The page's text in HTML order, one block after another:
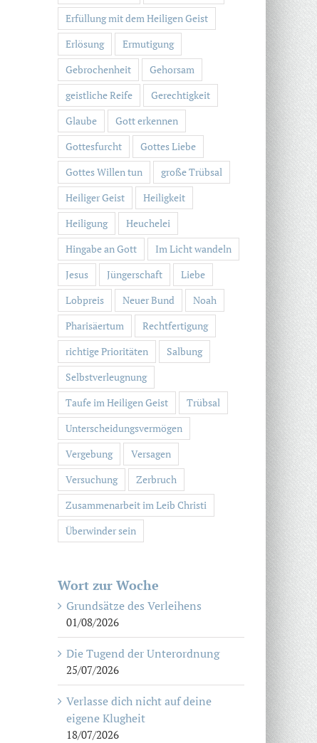
Erfüllung mit dem Heiligen Geist
Erlösung
Ermutigung
Gebrochenheit
Gehorsam
geistliche Reife
Gerechtigkeit
Glaube
Gott erkennen
Gottesfurcht
Gottes Liebe
Gottes Willen tun
große Trübsal
Heiliger Geist
Heiligkeit
Heiligung
Heuchelei
Hingabe an Gott
Im Licht wandeln
Jesus
Jüngerschaft
Liebe
Lobpreis
Neuer Bund
Noah
Pharisäertum
Rechtfertigung
richtige Prioritäten
Salbung
Selbstverleugnung
Taufe im Heiligen Geist
Trübsal
Unterscheidungsvermögen
Vergebung
Versagen
Versuchung
Zerbruch
Zusammenarbeit im Leib Christi
Überwinder sein
Wort zur Woche
Grundsätze des Verleihens
01/08/2026
Die Tugend der Unterordnung
25/07/2026
Verlasse dich nicht auf deine
eigene Klugheit
18/07/2026